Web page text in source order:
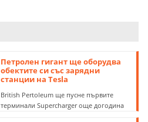
Петролен гигант ще оборудва
обектите си със зарядни
станции на Tesla
British Pertoleum ще пусне първите
терминали Supercharger още догодина